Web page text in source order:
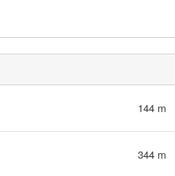
144 m
344 m